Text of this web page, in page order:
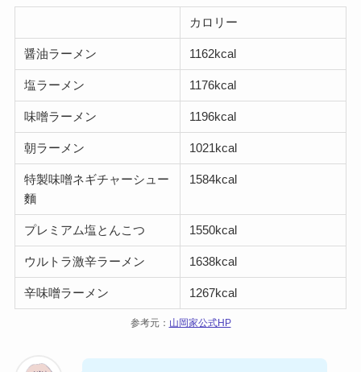
カロリー
醤油ラーメン 1162kcal
塩ラーメン 1176kcal
味噌ラーメン 1196kcal
朝ラーメン 1021kcal
特製味噌ネギチャーシュー
麵
1584kcal
プレミアム塩とんこつ 1550kcal
ウルトラ激辛ラーメン 1638kcal
辛味噌ラーメン 1267kcal
参考元： 山岡家公式HP